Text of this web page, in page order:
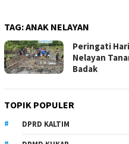
TAG:ANAK NELAYAN
Peringati
Nelayan
Badak
TOPIK POPULER
DPRD KALTIM